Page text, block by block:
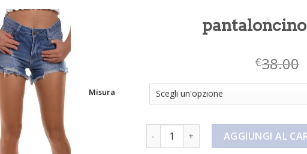
€38.00
Misura
pantaloncino jeans quantità
AGGIUNGI AL